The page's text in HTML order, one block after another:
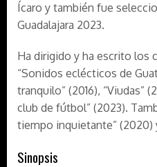
Ícaro y también fue
Guadalajara 2023.
Ha dirigido y ha escrito los
“Sonidos eclécticos de
tranquilo” (2016), “Viudas”
club de fútbol” (2023).
tiempo inquietante” (2020)
Sinopsis